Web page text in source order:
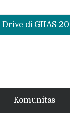
Komunitas